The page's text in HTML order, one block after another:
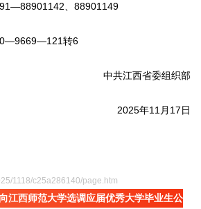
、88901149
转6
中共江西省委组织部
2025年11月17日
1118/c25a286140/page.htm
江西师范大学选调应届优秀大学毕业生公